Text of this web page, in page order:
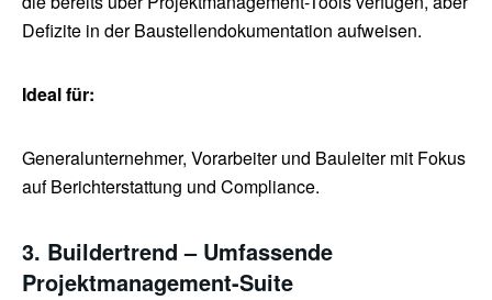
Defizite in der Baustellendokumentation aufweisen.
Ideal für:
Generalunternehmer, Vorarbeiter und Bauleiter mit Fokus
auf Berichterstattung und Compliance.
3. Buildertrend – Umfassende
Projektmanagement-Suite